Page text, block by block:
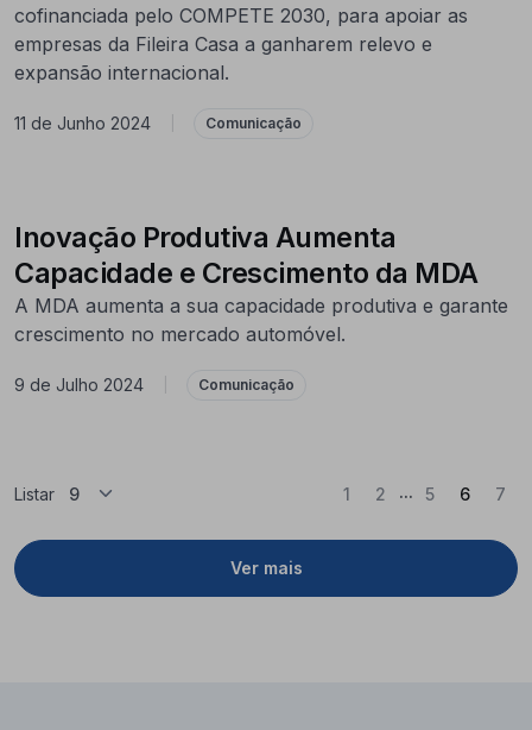
cofinanciada pelo COMPETE 2030, para apoiar as
empresas da Fileira Casa a ganharem relevo e
expansão internacional.
11 de Junho 2024 Comunicação
Inovação Produtiva Aumenta
Capacidade e Crescimento da MDA
A MDA aumenta a sua capacidade produtiva e garante
crescimento no mercado automóvel.
9 de Julho 2024 Comunicação
Listar
Ver mais
1 2 ... 5 6(Atual)
7